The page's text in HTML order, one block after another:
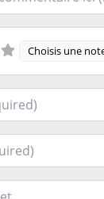
Choisis une